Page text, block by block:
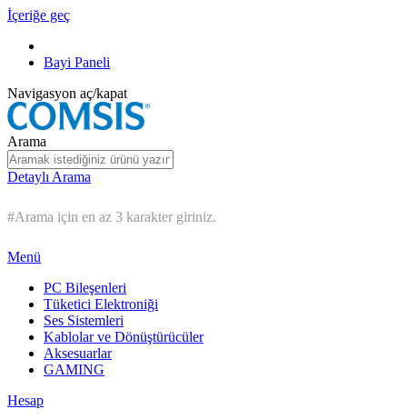
İçeriğe geç
Bayi Paneli
Navigasyon aç/kapat
Arama
Detaylı Arama
#Arama için en az 3 karakter giriniz.
Menü
PC Bileşenleri
Tüketici Elektroniği
Ses Sistemleri
Kablolar ve Dönüştürücüler
Aksesuarlar
GAMING
Hesap